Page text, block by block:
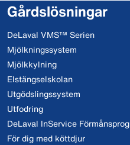
Gårdslösningar
DeLaval VMS™ Serien
Mjölkningssystem
Mjölkkylning
Elstängselskolan
Utgödslingssystem
Utfodring
DeLaval InService
För dig med köttdjur